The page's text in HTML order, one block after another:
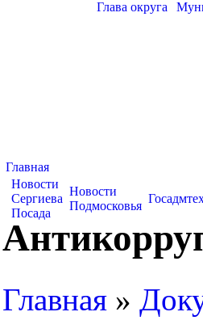
Глава округа
Главная
Новости
Сергиева
Посада
Новости
Подмосковья
Главная »